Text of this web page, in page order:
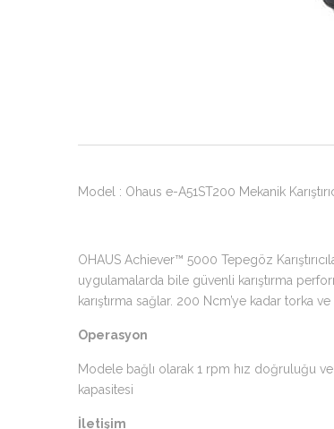
Model : Ohaus e-A51ST200 Mekanik
OHAUS Achiever™ 5000 Tepegöz
uygulamalarda bile güvenli karıştırma
karıştırma sağlar. 200 Ncm’ye kadar torka
Operasyon
Modele bağlı olarak 1 rpm hız doğruluğu
kapasitesi
İletişim